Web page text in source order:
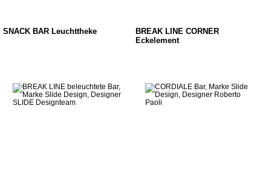
SNACK BAR Leuchttheke
BREAK LINE CORNER
Eckelement